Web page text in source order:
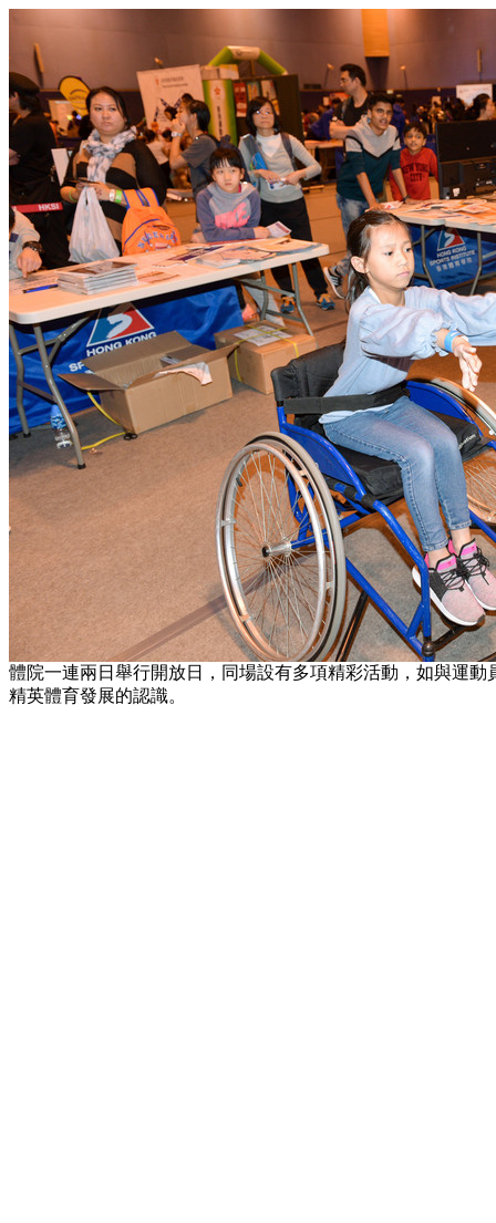
體院一連兩日舉行開放日，同場設有多項精彩活動，如與運
精英體育發展的認識。